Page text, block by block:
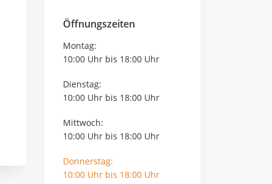
Öffnungszeiten
Montag:
10:00 Uhr bis 18:00 Uhr
Dienstag:
10:00 Uhr bis 18:00 Uhr
Mittwoch:
10:00 Uhr bis 18:00 Uhr
Donnerstag:
10:00 Uhr bis 18:00 Uhr